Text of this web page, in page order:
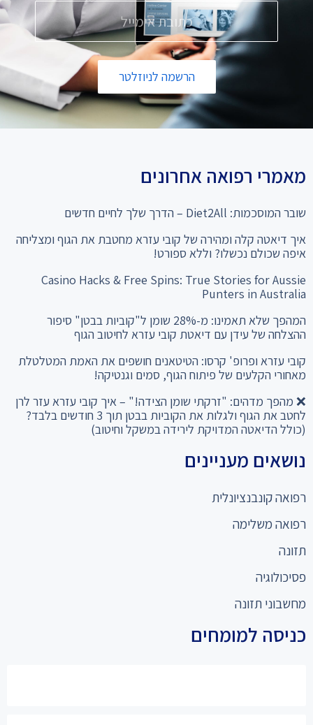
הרשמה לניוזלטר
מאמרי רפואה אחרונים
שובר המוסכמות: Diet2All – הדרך שלך לחיים חדשים
איך דיאטה קלה ומהירה של קובי עזרא מחטבת את הגוף ומצליחה
איפה שכולם נכשלו? וללא ספורט!
Casino Hacks & Free Spins: True Stories for Aussie
Punters in Australia
המהפך שלא תאמינו: מ-28% שומן ל"קוביות בבטן" סיפור
ההצלחה של עידן עם דיאטת קובי עזרא לחיטוב הגוף
קובי עזרא ופרופ' קרסו: הטיטאנים חושפים את האמת המטלטלת
מאחורי הקלעים של פיתוח הגוף, סמים וגנטיקה!
❌ מהפך מדהים: "זרקתי שומן הצידה!" – איך קובי עזרא עזר לרן
לחטב את הגוף ולגלות את הקוביות בבטן תוך 3 חודשים בלבד?
(כולל הדיאטה המדויקת לירידה במשקל וחיטוב)
נושאים מעניינים
רפואה קונבנציונלית
רפואה משלימה
תזונה
פסיכולוגיה
מחשבוני תזונה
כניסה למומחים